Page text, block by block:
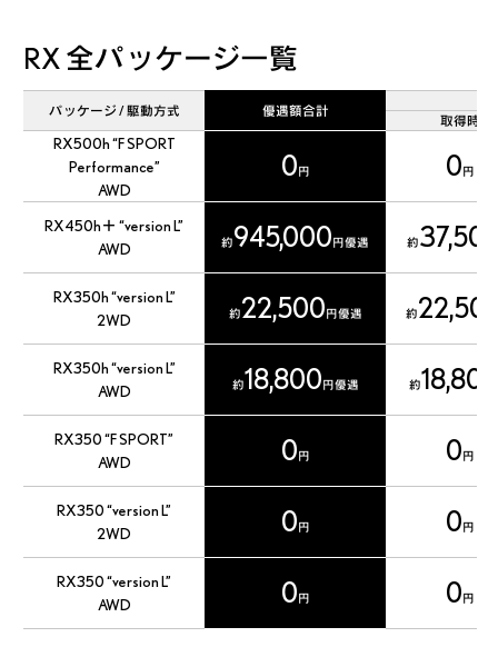
RX 全パッケージ一覧
パッケージ / 駆動方式 優遇額合計
取得時
RX500h “F SPORT
Performance”
AWD
0円 0円
RX450h＋ “version L”
AWD
約945,000円優遇 約
RX350h “version L”
2WD
約22,500円優遇 約
RX350h “version L”
AWD
約18,800円優遇 約18,800
RX350 “F SPORT”
AWD
0円 0円
RX350 “version L”
2WD
0円 0円
RX350 “version L”
AWD
0円 0円